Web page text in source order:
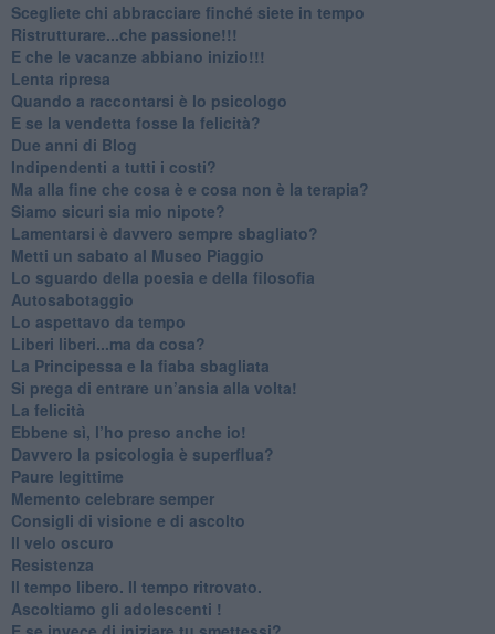
​Scegliete chi abbracciare finché siete in tempo
​Ristrutturare...che passione!!!
​E che le vacanze abbiano inizio!!!
​Lenta ripresa
​Quando a raccontarsi è lo psicologo
​E se la vendetta fosse la felicità?
​Due anni di Blog
​Indipendenti a tutti i costi?
​Ma alla fine che cosa è e cosa non è la terapia?
​Siamo sicuri sia mio nipote?
​Lamentarsi è davvero sempre sbagliato?
​Metti un sabato al Museo Piaggio
​Lo sguardo della poesia e della filosofia
Autosabotaggio
​Lo aspettavo da tempo
​Liberi liberi...ma da cosa?
​La Principessa e la fiaba sbagliata
Si prega di entrare un’ansia alla volta!
​La felicità
​Ebbene sì, l’ho preso anche io!
​Davvero la psicologia è superflua?
Paure legittime
​Memento celebrare semper
​Consigli di visione e di ascolto
​Il velo oscuro
Resistenza
​Il tempo libero. Il tempo ritrovato.
Ascoltiamo gli adolescenti !